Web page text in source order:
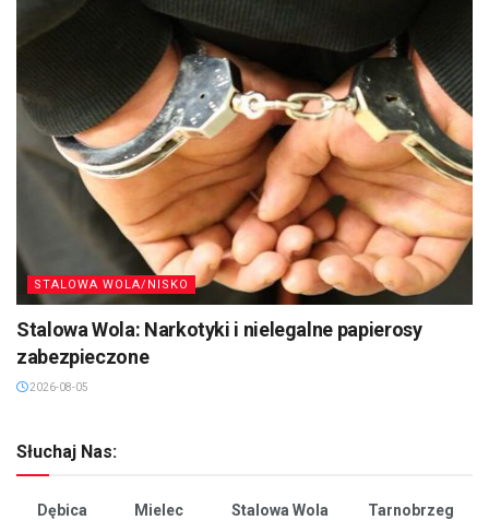
STALOWA WOLA/NISKO
Stalowa Wola: Narkotyki i nielegalne papierosy
zabezpieczone
2026-08-05
Słuchaj Nas:
Dębica Mielec Stalowa Wola
Tarnobrzeg